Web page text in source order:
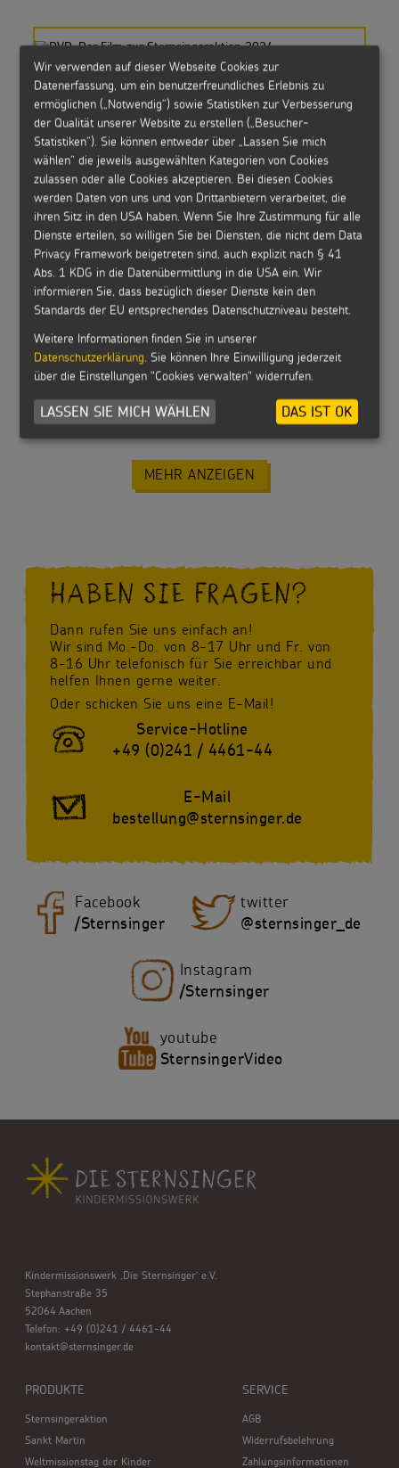
DVD: Der Film zur Sternsingeraktion 2024
DKS24: Werkheft zur Aktion Dreikönigssingen
Gottesdienste 2024
DVD: Der Film zur Sternsingeraktion 2023
MEHR ANZEIGEN
HABEN SIE FRAGEN?
Dann rufen Sie uns einfach an!
Wir sind Mo.-Do. von 8-17 Uhr und Fr. von
8-16 Uhr telefonisch für Sie erreichbar und
helfen Ihnen gerne weiter.
Oder schicken Sie uns eine E-Mail!
Service-Hotline
+49 (0)241 / 4461-44
E-Mail
bestellung@sternsinger.de
Facebook
/Sternsinger
twitter
@sternsinger_de
Instagram
/Sternsinger
youtube
SternsingerVideo
Kindermissionswerk ,Die Sternsinger’ e.V.
Stephanstraße 35
52064 Aachen
Telefon: +49 (0)241 / 4461-44
kontakt@sternsinger.de
PRODUKTE
Sternsingeraktion
Sankt Martin
Weltmissionstag der Kinder
SERVICE
AGB
Widerrufsbelehrung
Zahlungsinformationen
Wir verwenden auf dieser Webseite Cookies zur
Datenerfassung, um ein benutzerfreundliches Erlebnis zu
ermöglichen („Notwendig“) sowie Statistiken zur Verbesserung
der Qualität unserer Website zu erstellen („Besucher-
Statistiken“). Sie können entweder über „Lassen Sie mich
wählen“ die jeweils ausgewählten Kategorien von Cookies
zulassen oder alle Cookies akzeptieren. Bei diesen Cookies
werden Daten von uns und von Drittanbietern verarbeitet, die
ihren Sitz in den USA haben. Wenn Sie Ihre Zustimmung für alle
Dienste erteilen, so willigen Sie bei Diensten, die nicht dem Data
Privacy Framework beigetreten sind, auch explizit nach § 41
Abs. 1 KDG in die Datenübermittlung in die USA ein. Wir
informieren Sie, dass bezüglich dieser Dienste kein den
Standards der EU entsprechendes Datenschutzniveau besteht.
Weitere Informationen finden Sie in unserer
Datenschutzerklärung. Sie können Ihre Einwilligung jederzeit
über die Einstellungen "Cookies verwalten" widerrufen.
LASSEN SIE MICH WÄHLEN DAS IST OK